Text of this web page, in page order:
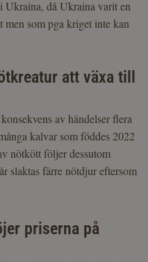
Ukraina, då Ukraina varit en
som pga kriget inte kan
att växa till
av händelser flera
kalvar som föddes 2022
nötkött följer dessutom
slaktas färre nötdjur eftersom
priserna på